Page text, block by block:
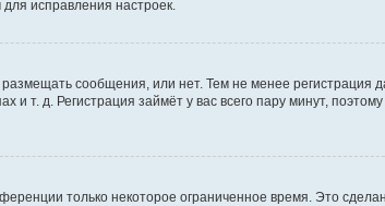
исправления настроек.
сообщения, или нет. Тем не менее регистрация
т. д. Регистрация займёт у вас всего пару минут,
только некоторое ограниченное время. Это